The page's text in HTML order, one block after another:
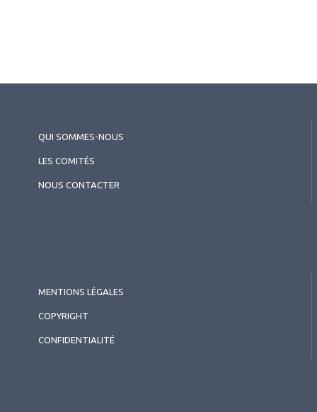
QUI SOMMES-NOUS
LES COMITÉS
NOUS CONTACTER
MENTIONS LÉGALES
COPYRIGHT
CONFIDENTIALITÉ